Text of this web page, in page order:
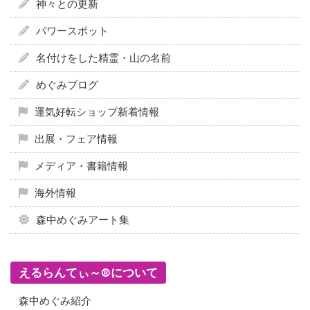
神々との更新
パワースポット
名付けをした精霊・山の名前
めぐみブログ
運気好転ショップ新着情報
出展・フェア情報
メディア・書籍情報
海外情報
森中めぐみアート集
えるらんてぃ～®について
森中めぐみ紹介